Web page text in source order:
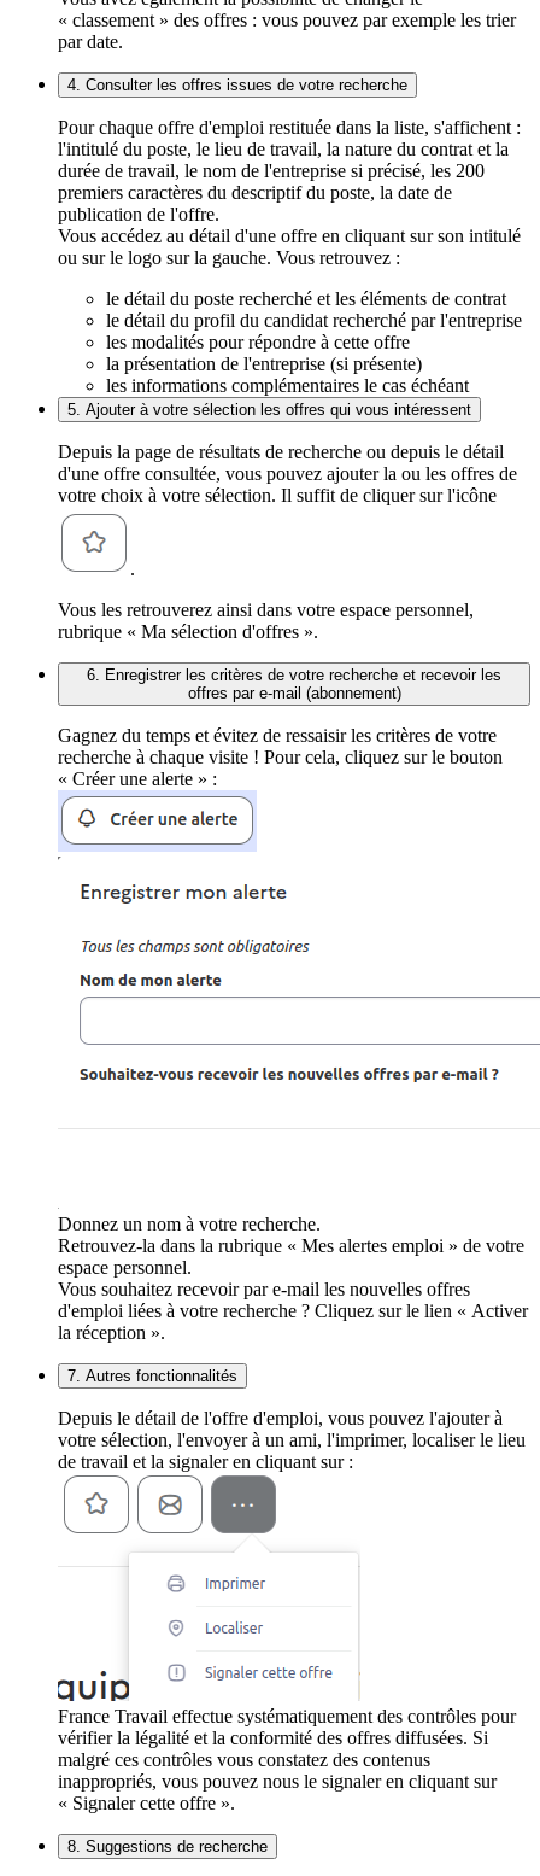
« classement » des offres : vous pouvez par exemple les trier
par date.
4. Consulter les offres issues de votre recherche
Pour chaque offre d'emploi restituée dans la liste, s'affichent :
l'intitulé du poste, le lieu de travail, la nature du contrat et la
durée de travail, le nom de l'entreprise si précisé, les 200
premiers caractères du descriptif du poste, la date de
publication de l'offre.
Vous accédez au détail d'une offre en cliquant sur son intitulé
ou sur le logo sur la gauche. Vous retrouvez :
le détail du poste recherché et les éléments de contrat
le détail du profil du candidat recherché par l'entreprise
les modalités pour répondre à cette offre
la présentation de l'entreprise (si présente)
les informations complémentaires le cas échéant
5. Ajouter à votre sélection les offres qui vous intéressent
Depuis la page de résultats de recherche ou depuis le détail
d'une offre consultée, vous pouvez ajouter la ou les offres de
votre choix à votre sélection. Il suffit de cliquer sur l'icône
.
Vous les retrouverez ainsi dans votre espace personnel,
rubrique « Ma sélection d'offres ».
6. Enregistrer les critères de votre recherche et recevoir les
offres par e-mail (abonnement)
Gagnez du temps et évitez de ressaisir les critères de votre
recherche à chaque visite ! Pour cela, cliquez sur le bouton
« Créer une alerte » :
Donnez un nom à votre recherche.
Retrouvez-la dans la rubrique « Mes alertes emploi » de votre
espace personnel.
Vous souhaitez recevoir par e-mail les nouvelles offres
d'emploi liées à votre recherche ? Cliquez sur le lien « Activer
la réception ».
7. Autres fonctionnalités
Depuis le détail de l'offre d'emploi, vous pouvez l'ajouter à
votre sélection, l'envoyer à un ami, l'imprimer, localiser le lieu
de travail et la signaler en cliquant sur :
France Travail effectue systématiquement des contrôles pour
vérifier la légalité et la conformité des offres diffusées. Si
malgré ces contrôles vous constatez des contenus
inappropriés, vous pouvez nous le signaler en cliquant sur
« Signaler cette offre ».
8. Suggestions de recherche